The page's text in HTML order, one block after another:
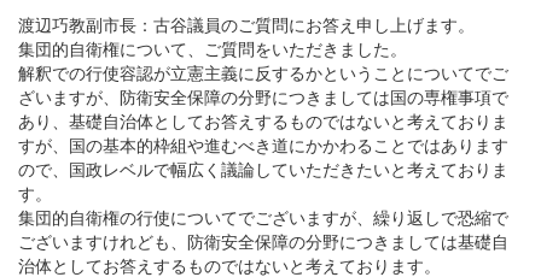
渡辺巧教副市長：古谷議員のご質問にお答え申し上げます。
集団的自衛権について、ご質問をいただきました。
解釈での行使容認が立憲主義に反するかということについてでご
ざいますが、防衛安全保障の分野につきましては国の専権事項で
あり、基礎自治体としてお答えするものではないと考えておりま
すが、国の基本的枠組や進むべき道にかかわることではあります
ので、国政レベルで幅広く議論していただきたいと考えておりま
す。
集団的自衛権の行使についてでございますが、繰り返しで恐縮で
ございますけれども、防衛安全保障の分野につきましては基礎自
治体としてお答えするものではないと考えております。